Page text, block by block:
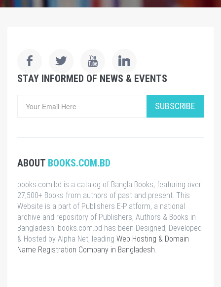
STAY INFORMED OF NEWS & EVENTS
SUBSCRIBE
ABOUT BOOKS.COM.BD
books.com.bd is a catalog of Bangla Books, featuring over
27,500+ Books from authors of past and present. This
Website is a part of Publishers E-Platform, a national
archive and repository of Publishers, Authors & Books in
Bangladesh. books.com.bd has been Designed, Developed
& Hosted by Alpha Net, leading Web Hosting & Domain
Name Registration Company in Bangladesh.